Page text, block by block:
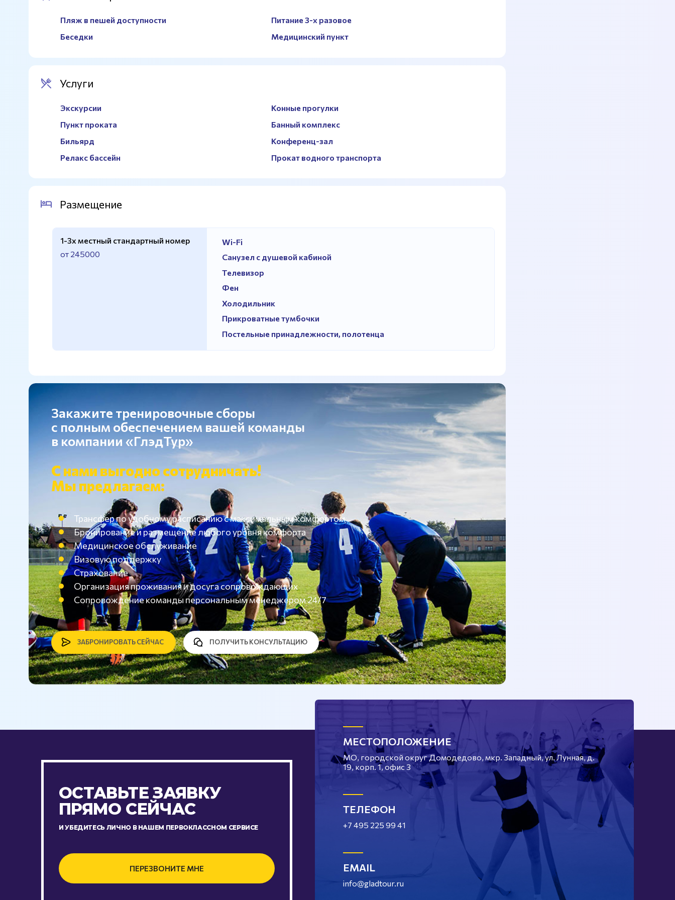
Универсальная
Спортивный инвентарь
Трибуны
Волейбольная сетка
Раздевалки
Душевые
Есть
Пляж в пешей доступности
Питание 3-х разовое
Беседки
Медицинский пункт
Услуги
Экскурсии
Конные прогулки
Пункт проката
Банный комплекс
Бильярд
Конференц-зал
Релакс бассейн
Прокат водного транспорта
Размещение
1-3х местный стандартный номер
от 245000
Wi-Fi
Санузел с душевой кабиной
Телевизор
Фен
Холодильник
Прикроватные тумбочки
Постельные принадлежности, полотенца
Закажите тренировочные сборы
с полным обеспечением вашей команды
в компании «ГлэдТур»
С нами выгодно сотрудничать!
Мы предлагаем:
Трансфер по удобному расписанию с максимальным комфортом
Бронирование и размещение любого уровня комфорта
Медицинское обслуживание
Визовую поддержку
Страхование
Организация проживания и досуга сопровождающих
Сопровождение команды персональным менеджером 24/7
ЗАБРОНИРОВАТЬ СЕЙЧАС ПОЛУЧИТЬ КОНСУЛЬТАЦИЮ
ОСТАВЬТЕ ЗАЯВКУ
ПРЯМО СЕЙЧАС
И УБЕДИТЕСЬ ЛИЧНО В НАШЕМ ПЕРВОКЛАССНОМ СЕРВИСЕ
ПЕРЕЗВОНИТЕ МНЕ
МЕСТОПОЛОЖЕНИЕ
МО, городской округ Домодедово, мкр. Западный, ул. Лунная, д.
19, корп. 1, офис 3
ТЕЛЕФОН
+7 495 225 99 41
EMAIL
info@gladtour.ru